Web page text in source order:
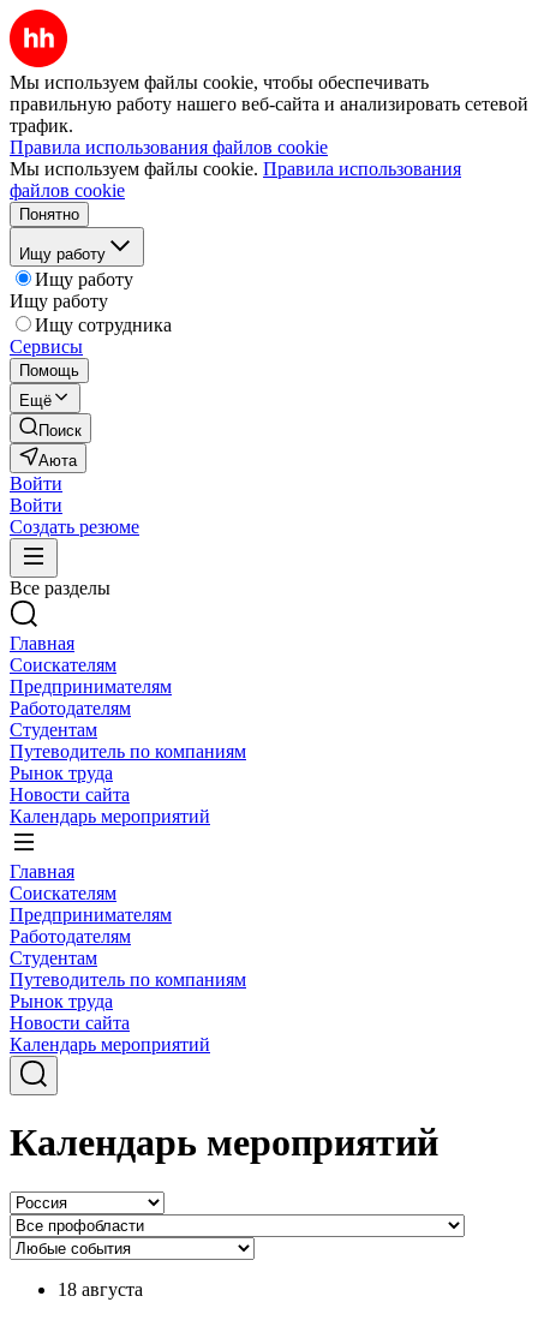
Мы используем файлы cookie, чтобы обеспечивать
правильную работу нашего веб-сайта и анализировать сетевой
трафик.
Правила использования файлов cookie
Мы используем файлы cookie. Правила использования
файлов cookie
Понятно
Ищу работу
Ищу работу
Ищу работу
Ищу сотрудника
Сервисы
Помощь
Ещё
Поиск
Аюта
Войти
Войти
Создать резюме
Все разделы
Главная
Соискателям
Предпринимателям
Работодателям
Студентам
Путеводитель по компаниям
Рынок труда
Новости сайта
Календарь мероприятий
Главная
Соискателям
Предпринимателям
Работодателям
Студентам
Путеводитель по компаниям
Рынок труда
Новости сайта
Календарь мероприятий
Календарь мероприятий
18 августа